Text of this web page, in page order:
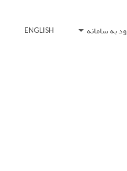
به سامانه ENGLISH